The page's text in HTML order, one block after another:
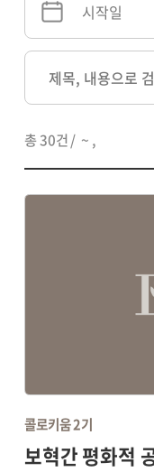
총 30건/ ~ ,
콜로키움 2기
보혁간 평화적